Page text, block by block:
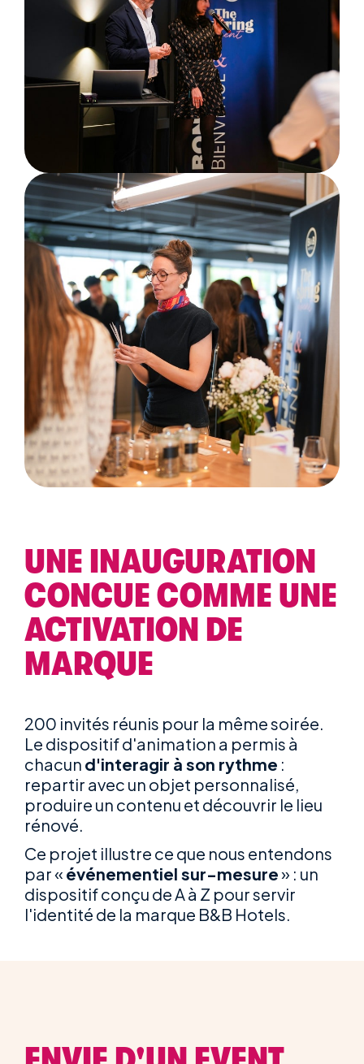
UNE INAUGURATION
CONCUE COMME UNE
ACTIVATION DE
MARQUE
200 invités réunis pour la même soirée.
Le dispositif d'animation a permis à
chacun d'interagir à son rythme :
repartir avec un objet personnalisé,
produire un contenu et découvrir le lieu
rénové.
Ce projet illustre ce que nous entendons
par « événementiel sur-mesure» : un
dispositif conçu de A à Z pour servir
l'identité de la marque B&B Hotels.